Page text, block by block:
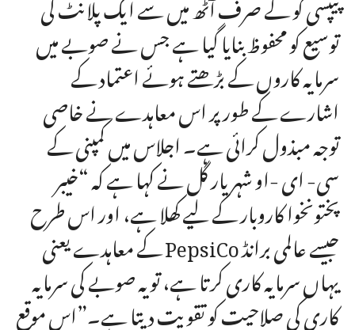
توسیع کو محفوظ بنایا گیا ہے جس نے صوبے میں
سرمایہ کاروں کے بڑھتے ہوئے اعتماد کے
اشارے کے طور پر اس معاہدے نے خاصی
توجہ مبذول کرائی ہے۔ اجلاس میں کمپنی کے
سی- ای -او شہریار گل نے کہا ہے کہ “خیبر
پختونخوا کاروبار کے لیے کھلا ہے، اور اس طرح
کے معاہدے یعنی PepsiCo جیسے عالمی برانڈ
یہاں سرمایہ کاری کرتا ہے، تو یہ صوبے کی سرمایہ
کاری کی صلاحیت کو تقویت دیتا ہے۔”اس موقع